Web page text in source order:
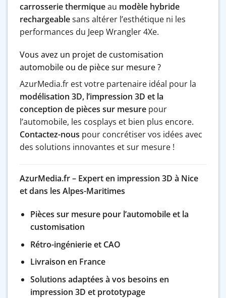
carrosserie thermiqueau modèle hybride
rechargeablesans altérer l’esthétique ni les
performances du Jeep Wrangler 4Xe.
Vous avez un projet de customisation
automobile ou de pièce sur mesure ?
AzurMedia.fr est votre partenaire idéal pour la
modélisation 3D, l’impression 3D et la
conception de pièces sur mesure pour
l’automobile, les cosplays et bien plus encore.
Contactez-nous pour concrétiser vos idées avec
des solutions innovantes et sur mesure !
AzurMedia.fr – Expert en impression 3D à Nice
et dans les Alpes-Maritimes
Pièces sur mesure pour l’automobile et la
customisation
Rétro-ingénierie et CAO
Livraison en France
Solutions adaptées à vos besoins en
impression 3D et prototypage